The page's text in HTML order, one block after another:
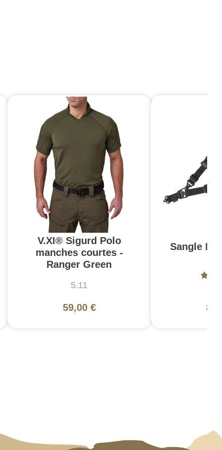
V.XI® Sigurd Polo
manches courtes -
Ranger Green
5.11
59,00 €
Sangle